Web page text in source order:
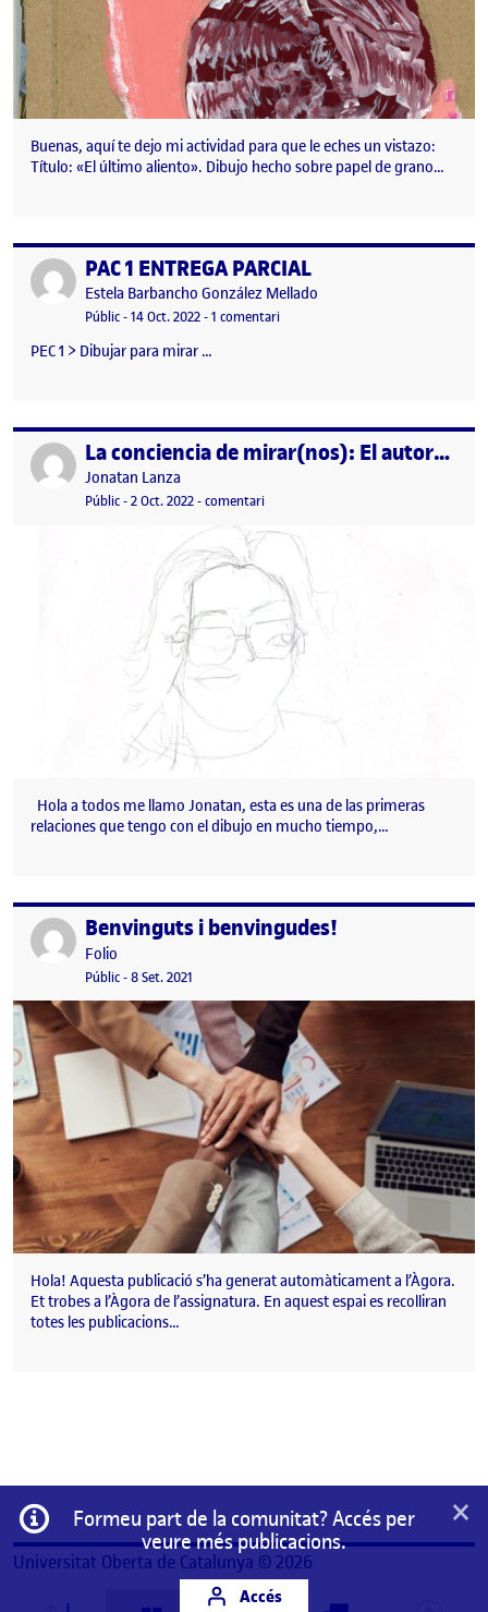
Buenas, aquí te dejo mi actividad para que le eches un vistazo:
Título: «El último aliento». Dibujo hecho sobre papel de grano…
Publicat perPAC 1 ENTREGA PARCIAL
Publicat per
Estela Barbancho González Mellado
Visibilitat:
Públic-Data de publicació
14 Oct. 202214 octubre, 2022 8:24 pm
-1 comentaria PAC 1 ENTREGA PARCIAL
PEC 1 > Dibujar para mirar …
Publicat per La conciencia de mirar(nos): El autorretrato
Publicat per
Jonatan Lanza
Visibilitat:
Públic-Data de publicació
2 Oct. 20223 octubre, 2022 12:32 am
-comentariel La conciencia de mirar(nos): El
Hola a todos me llamo Jonatan, esta es una de las primeras
relaciones que tengo con el dibujo en mucho tiempo,…
Publicat perBenvinguts i benvingudes!
Publicat per
Folio
Visibilitat:
Públic-Data de publicació
8 Set. 2021
Hola! Aquesta publicació s’ha generat automàticament a l’Àgora.
Et trobes a l’Àgora de l’assignatura. En aquest espai es recolliran
totes les publicacions…
Informació
Formeu part de la comunitat? Accés per
veure més publicacions.
Accés
×
Universitat Oberta de Catalunya © 2026